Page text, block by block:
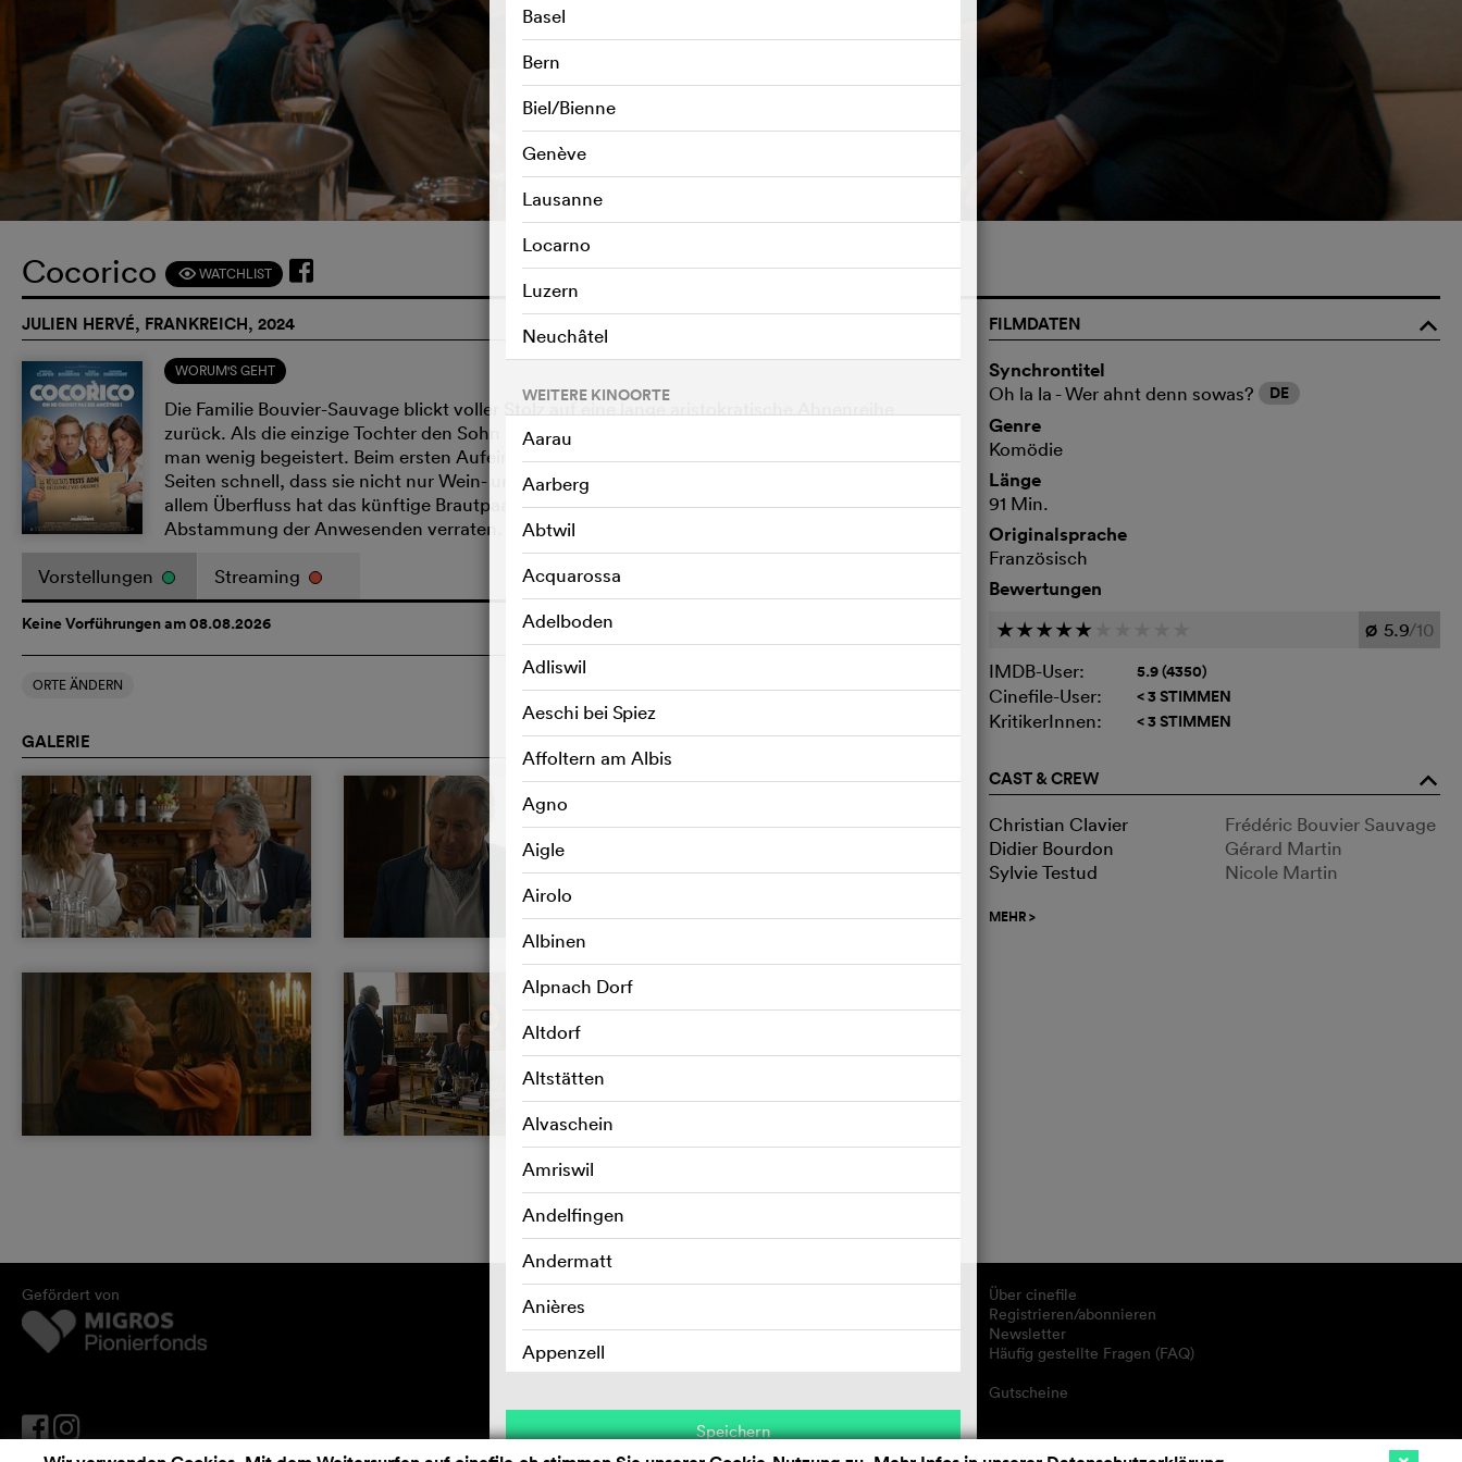
eTRAILER ABSPIELEN
Cocorico F WATCHLIST
JULIEN HERVÉ, FRANKREICH, 2024
WORUM'S GEHT
Die Familie Bouvier-Sauvage blickt voller Stolz auf eine lange aristokratische Ahnenreihe
zurück. Als die einzige Tochter den Sohn eines einfachen Peugeot-Händlers heiraten will, ist
man wenig begeistert. Beim ersten Aufeinandertreffen der Schwiegereltern in spe merken beide
Seiten schnell, dass sie nicht nur Wein- und Autovorlieben, sondern ganze Welten trennen. Zu
allem Überfluss hat das künftige Brautpaar DNA-Tests in Auftrag gegeben, die mehr über die
Abstammung der Anwesenden verraten.
Vorstellungen Streaming
Keine Vorführungen am 08.08.2026
ORTE ÄNDERN
Basel
Bern
Biel/Bienne
Genève
Lausanne
Locarno
Luzern
Neuchâtel
WEITERE KINOORTE
Aarau
Aarberg
Abtwil
Acquarossa
Adelboden
Adliswil
Aeschi bei Spiez
Affoltern am Albis
Agno
Aigle
Airolo
Albinen
Alpnach Dorf
Altdorf
Altstätten
Alvaschein
Amriswil
Andelfingen
Andermatt
Anières
Appenzell
Arbedo
Speichern
GALERIE o
FILMDATEN
o
Synchrontitel
Oh la la - Wer ahnt denn sowas? DE
Genre
Komödie
Länge
91 Min.
Originalsprache
Französisch
Bewertungen
c c c c c Ø 5.9/10
IMDB-User:
5.9 (4350)
Cinefile-User: < 3 STIMMEN
KritikerInnen: < 3 STIMMEN
CAST & CREW o
Christian Clavier
Frédéric Bouvier Sauvage
Didier Bourdon
Gérard Martin
Sylvie Testud
Nicole Martin
MEHR>
Gefördert von
Impressum
Datenschutz
Über cinefile
Registrieren/abonnieren
Newsletter
Häufig gestellte Fragen (FAQ)
Gutscheine